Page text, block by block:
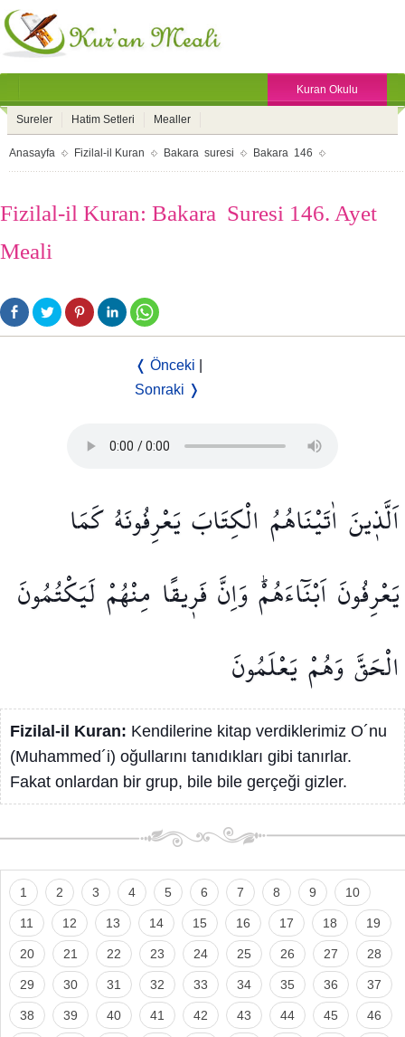
Kuran Okulu
Sureler Hatim Setleri Mealler
Anasayfa Fizilal-il Kuran Bakara suresi Bakara 146
Fizilal-il Kuran: Bakara Suresi 146. Ayet
Meali
❬ Önceki
Sonraki ❭
اَلَّذ۪ينَ اٰتَيْنَاهُمُ الْكِتَابَيَعْرِفُونَهُ كَمَا
يَعْرِفُونَاَبْنَٓاءَهُمْۜوَاِنَّفَر۪يقًا مِنْهُمْلَيَكْتُمُونَ
الْحَقَّوَهُمْيَعْلَمُونَ
Fizilal-il Kuran: Kendilerine kitap verdiklerimiz O´nu
(Muhammed´i) oğullarını tanıdıkları gibi tanırlar.
Fakat onlardan bir grup, bile bile gerçeği gizler.
1 2 3 4 5 6 7 8 9 10
11 12 13 14 15 16 17 18 19
20 21 22 23 24 25 26 27 28
29 30 31 32 33 34 35 36 37
38 39 40 41 42 43 44 45 46